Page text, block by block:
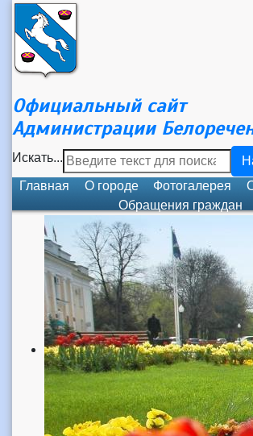
Официальный сайт
Администрации
Искать...
Главная
О городе Фотогалерея
Обращения граждан